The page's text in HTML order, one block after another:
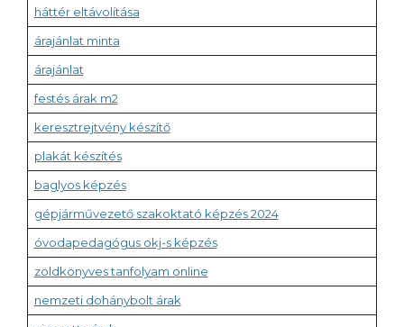
háttér eltávolítása
árajánlat minta
árajánlat
festés árak m2
keresztrejtvény készítő
plakát készítés
baglyos képzés
gépjárművezető szakoktató képzés 2024
óvodapedagógus okj-s képzés
zöldkönyves tanfolyam online
nemzeti dohánybolt árak